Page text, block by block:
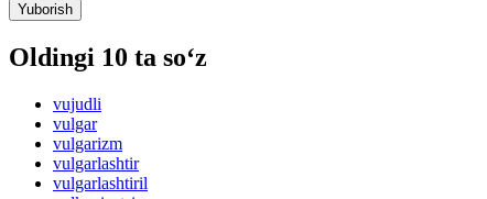
Yuborish
Oldingi 10 ta so‘z
vujudli
vulgar
vulgarizm
vulgarlashtir
vulgarlashtiril